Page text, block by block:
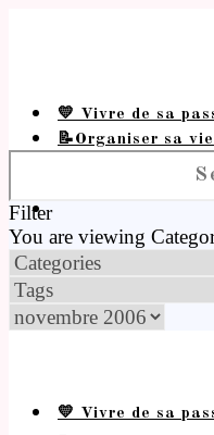
💛 Vivre de sa
📝Organiser sa vie
Filter
You are viewing
💛 Vivre de sa